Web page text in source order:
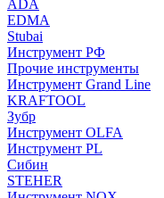
ADA
EDMA
Stubai
Инструмент РФ
Прочие инструменты
Инструмент Grand Line
KRAFTOOL
Зубр
Инструмент OLFA
Инструмент PL
Сибин
STEHER